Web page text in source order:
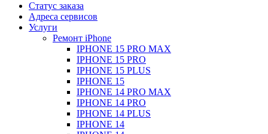
Статус заказа
Адреса сервисов
Услуги
Ремонт iPhone
IPHONE 15 PRO MAX
IPHONE 15 PRO
IPHONE 15 PLUS
IPHONE 15
IPHONE 14 PRO MAX
IPHONE 14 PRO
IPHONE 14 PLUS
IPHONE 14